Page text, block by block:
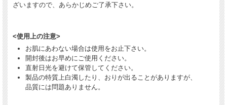
ざいますので、あらかじめご了承下さい。
<使用上の注意>
お肌にあわない場合は使用をお止下さい。
開封後はお早めにご使用ください。
直射日光を避けて保管してください。
製品の特質上白濁したり、おりが出ることがありますが、
品質には問題ありません。